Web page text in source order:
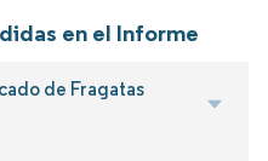
en el Informe
de Fragatas